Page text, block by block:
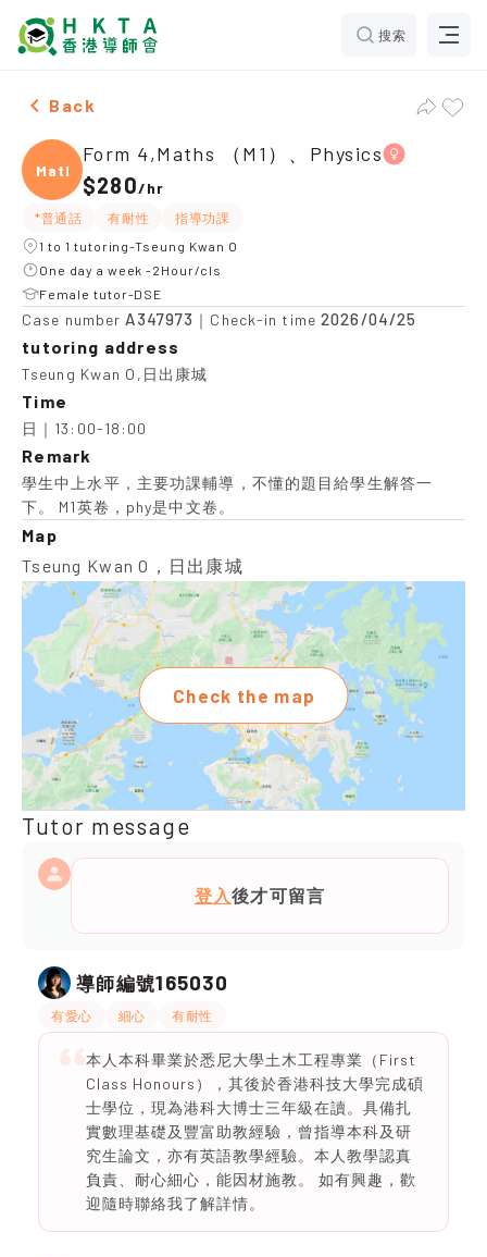
搜索
Female Form 4,Maths （M1）、Physics，Tseung
Back
Maths
Form 4,Maths （M1）、Physics
$280/hr
*普通話 有耐性
指導功課
1 to 1 tutoring-Tseung Kwan O
One day a week -2Hour/cls
Female tutor-DSE
Case number A347973 ｜Check-in time2026/04/25
tutoring address
Tseung Kwan O,日出康城
Time
日｜13:00-18:00
Remark
學生中上水平，主要功課輔導，不懂的題目給學生解答一
下。 M1英卷，phy是中文卷。
Map
Tseung Kwan O，日出康城
Check the map
Tutor message
登入後才可留言
導師編號165030
有愛心 細心 有耐性
本人本科畢業於悉尼大學土木工程專業（First
Class Honours），其後於香港科技大學完成碩
士學位，現為港科大博士三年級在讀。具備扎
實數理基礎及豐富助教經驗，曾指導本科及研
究生論文，亦有英語教學經驗。本人教學認真
負責、耐心細心，能因材施教。 如有興趣，歡
迎隨時聯絡我了解詳情。